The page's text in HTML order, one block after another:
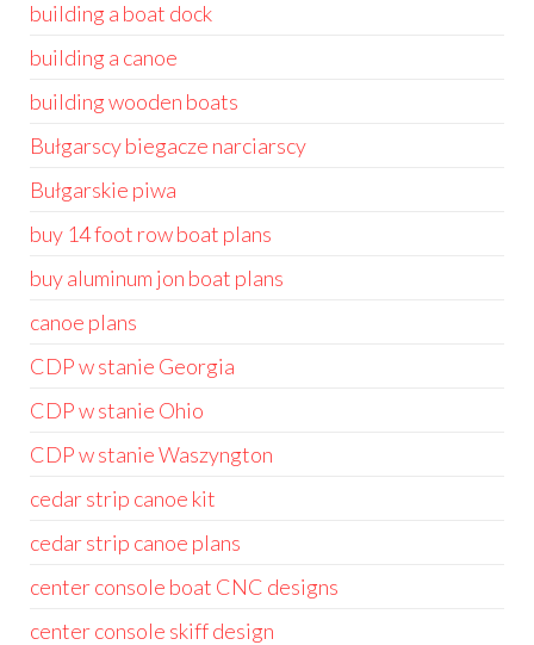
building a boat dock
building a canoe
building wooden boats
Bułgarscy biegacze narciarscy
Bułgarskie piwa
buy 14 foot row boat plans
buy aluminum jon boat plans
canoe plans
CDP w stanie Georgia
CDP w stanie Ohio
CDP w stanie Waszyngton
cedar strip canoe kit
cedar strip canoe plans
center console boat CNC designs
center console skiff design